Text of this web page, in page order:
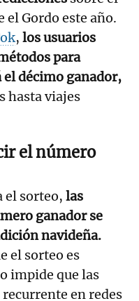
Gordo este año.
, los usuarios
para
décimo ganador,
hasta viajes
el número
el sorteo, las
ganador se
navideña.
el sorteo es
impide que las
en redes